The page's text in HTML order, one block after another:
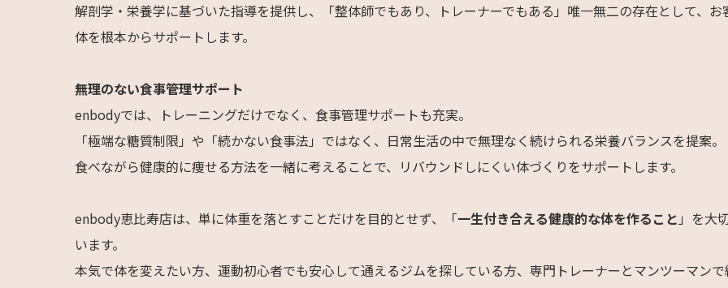
解剖学・栄養学に基づいた指導を提供し、「整体師でもあり、トレーナーでもある」唯一無二の存在として、お
体を根本からサポートします。
無理のない食事管理サポート
enbodyでは、トレーニングだけでなく、食事管理サポートも充実。
「極端な糖質制限」や「続かない食事法」ではなく、日常生活の中で無理なく続けられる栄養バランスを提案。
食べながら健康的に痩せる方法を一緒に考えることで、リバウンドしにくい体づくりをサポートします。
enbody恵比寿店は、単に体重を落とすことだけを目的とせず、「一生付き合える健康的な体を作ること 」を大
います。
本気で体を変えたい方、運動初心者でも安心して通えるジムを探している方、専門トレーナーとマンツーマン